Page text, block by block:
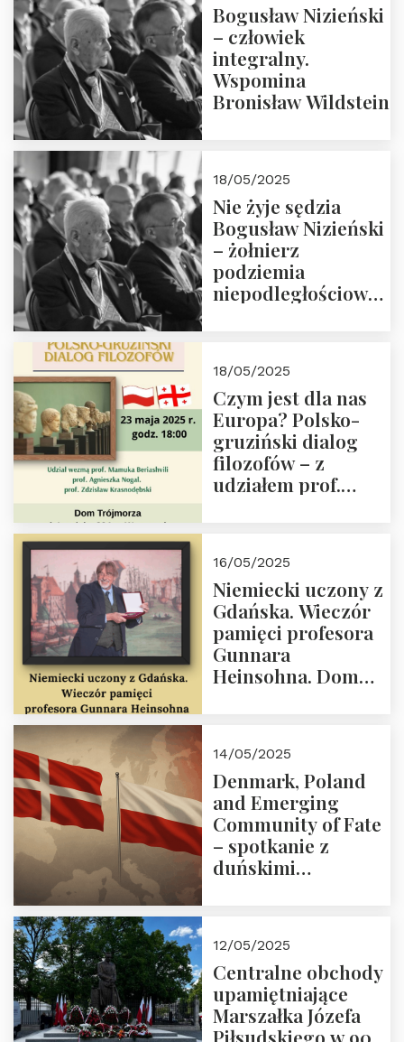
Bogusław Nizieński
– człowiek
integralny.
Wspomina
Bronisław Wildstein
18/05/2025
Nie żyje sędzia
Bogusław Nizieński
– żołnierz
podziemia
niepodległościowego
społeczny, członek
Kapituły Nagrody
im. Prezydenta
Lecha
Kaczyńskiego.
Wielki autorytet.
18/05/2025
Czym jest dla nas
Europa? Polsko-
gruziński dialog
filozofów – z
udziałem prof.
Dom Trójmorza 23
maja 2025 r. godz.
18:00.
16/05/2025
Niemiecki uczony z
Gdańska. Wieczór
pamięci profesora
Gunnara
Heinsohna. Dom
14/05/2025
Denmark, Poland
and Emerging
Community of Fate
– spotkanie z
duńskimi
12/05/2025
Centralne obchody
upamiętniające
Marszałka Józefa
Piłsudskiego w 90.